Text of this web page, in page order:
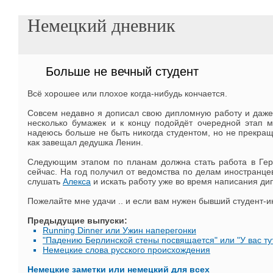
Немецкий дневник
Больше не вечный студент
Всё хорошее или плохое когда-нибудь кончается.
Совсем недавно я дописал свою дипломную работу и даже
несколько бумажек и к концу подойдёт очередной
надеюсь больше не быть никогда студентом, но не
как завещал дедушка Ленин.
Следующим этапом по планам должна стать работа в
сейчас. На год получил от ведомства по делам
слушать Алекса и искать работу уже во время написания
Пожелайте мне удачи .. и если вам нужен бывший студент-
Предыдущие выпуски:
Running Dinner или Ужин наперегонки
"Падению Берлинской стены посвящается" или "У вас
Немецкие слова русского происхождения
Немецкие заметки или немецкий для всех